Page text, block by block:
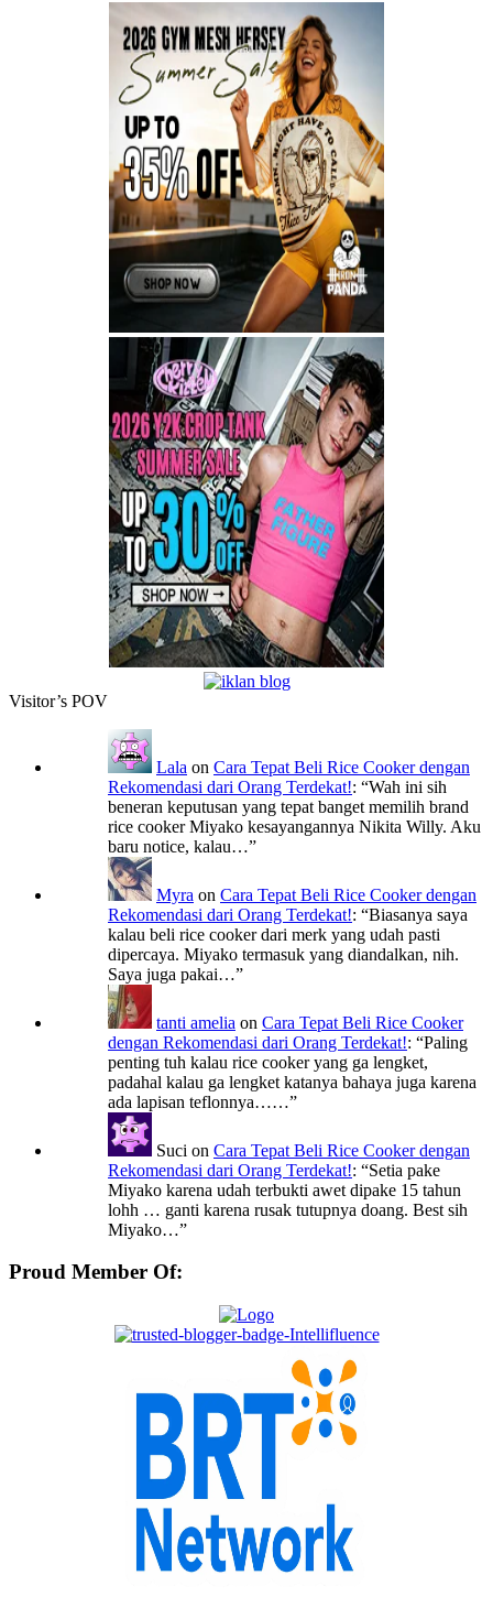
Visitor’s POV
Lala on Cara Tepat Beli Rice Cooker dengan
Rekomendasi dari Orang Terdekat!: “Wah ini sih
beneran keputusan yang tepat banget memilih brand
rice cooker Miyako kesayangannya Nikita Willy. Aku
baru notice, kalau…”
Myra on Cara Tepat Beli Rice Cooker dengan
Rekomendasi dari Orang Terdekat!: “Biasanya saya
kalau beli rice cooker dari merk yang udah pasti
dipercaya. Miyako termasuk yang diandalkan, nih.
Saya juga pakai…”
tanti amelia on Cara Tepat Beli Rice Cooker
dengan Rekomendasi dari Orang Terdekat!: “Paling
penting tuh kalau rice cooker yang ga lengket,
padahal kalau ga lengket katanya bahaya juga karena
ada lapisan teflonnya……”
Suci on Cara Tepat Beli Rice Cooker dengan
Rekomendasi dari Orang Terdekat!: “Setia pake
Miyako karena udah terbukti awet dipake 15 tahun
lohh … ganti karena rusak tutupnya doang. Best sih
Miyako…”
Proud Member Of: